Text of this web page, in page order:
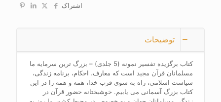
اشتراک
توضیحات
کتاب برگزیده تفسیر نمونه (5 جلدی) – بزرگ ترین سرمایه ما
مسلمانان قرآن مجید است که معارف، احکام، برنامه زندگی،
سیاست اسلامی، راه به سوی قرب خدا، همه و همه را در این
کتاب بزرگ آسمانی می یابیم. خوشبختانه حضور قرآن در